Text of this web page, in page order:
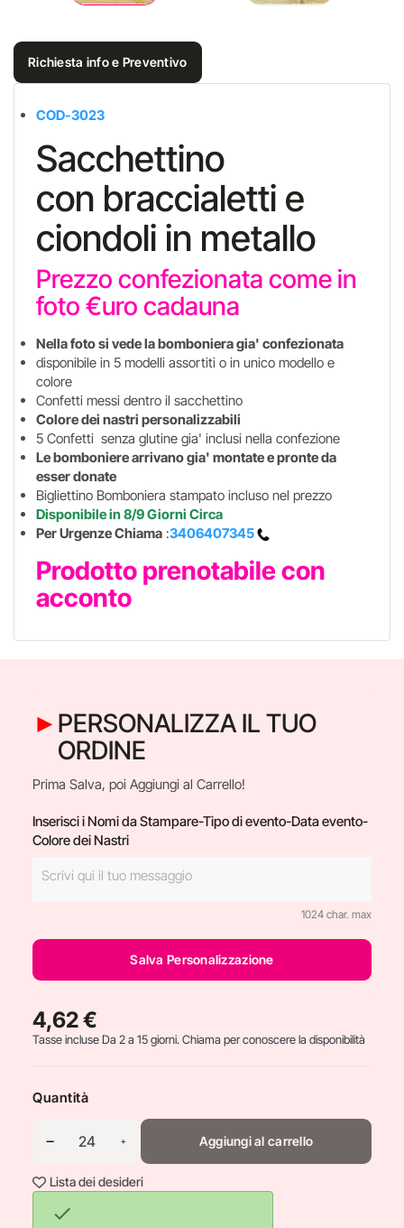
Richiesta info e Preventivo
COD-3023
Sacchettino
con braccialetti e
ciondoli in metallo
Prezzo confezionata come in
foto €uro cadauna
Nella foto si vede la bomboniera gia' confezionata
disponibile in 5 modelli assortiti o in unico modello e
colore
Confetti messi dentro il sacchettino
Colore dei nastri personalizzabili
5 Confetti senza glutine gia' inclusi nella confezione
Le bomboniere arrivano gia' montate e pronte da
esser donate
Bigliettino Bomboniera stampato incluso nel prezzo
Disponibile in 8/9 Giorni Circa
Per Urgenze Chiama :3406407345
Prodotto prenotabile con
acconto
PERSONALIZZA IL TUO
ORDINE
Prima Salva, poi Aggiungi al Carrello!
Inserisci i Nomi da Stampare-Tipo di evento-Data evento-
Colore dei Nastri
1024 char. max
Salva Personalizzazione
4,62 €
Tasse incluseDa 2 a 15 giorni. Chiama per conoscere la disponibilità
Quantità
Aggiungi al carrello
Lista dei desideri
